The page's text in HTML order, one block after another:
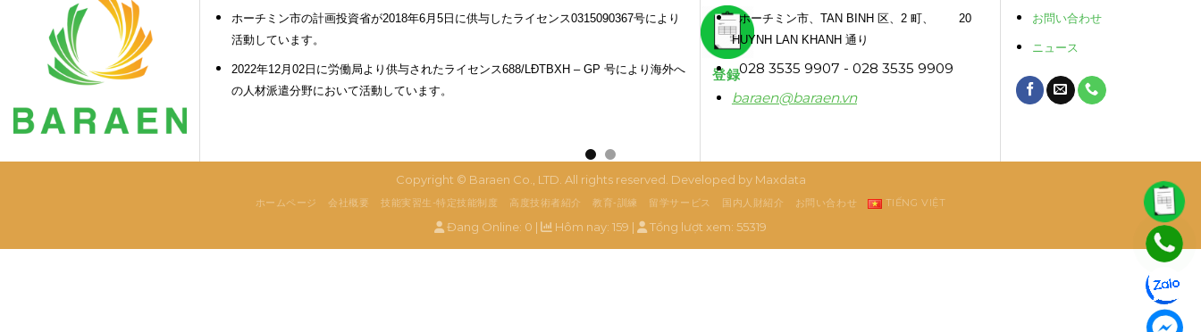
登録
ホーチミン市の計画投資省が2018年6月5日に供与したライセンス0315090367号により
活動しています。
2022年12月02日に労働局より供与されたライセンス688/LĐTBXH – GP 号により海外へ
の人材派遣分野において活動しています。
ホーチミン市、TAN BINH 区、2 町、 20
HUYNH LAN KHANH 通り
028 3535 9907 - 028 3535 9909
baraen@baraen.vn
お問い合わせ
ニュース
Copyright © Baraen Co., LTD. All rights reserved. Developed by Maxdata
ホームページ 会社概要 技能実習生-特定技能制度 高度技術者紹介 教育‐訓練 留学サービス 国内人財紹介 お問い合わせ TIẾNG VIỆT
Đang Online: 0 | Hôm nay: 159 | Tổng lượt xem: 55319